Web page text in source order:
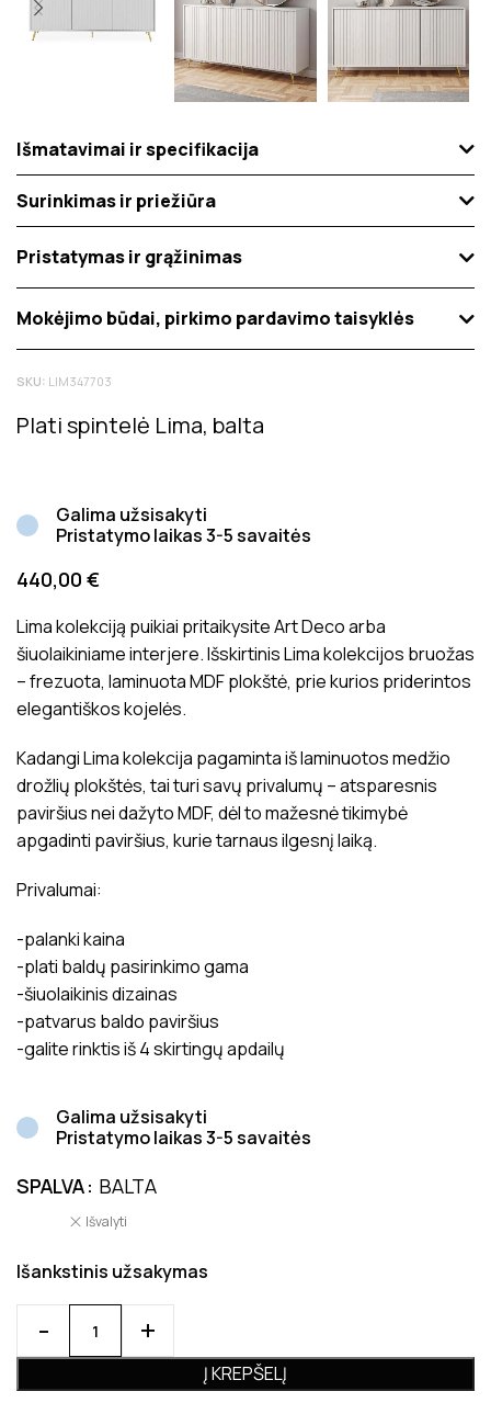
Išmatavimai ir specifikacija
Surinkimas ir priežiūra
Pristatymas ir grąžinimas
Mokėjimo būdai, pirkimo pardavimo taisyklės
SKU: LIM347703
Plati spintelė Lima, balta
Galima užsisakyti
Pristatymo laikas 3-5 savaitės
440,00 €
Lima kolekciją puikiai pritaikysite Art Deco arba
šiuolaikiniame interjere. Išskirtinis Lima kolekcijos bruožas
– frezuota, laminuota MDF plokštė, prie kurios priderintos
elegantiškos kojelės.
Kadangi Lima kolekcija pagaminta iš laminuotos medžio
drožlių plokštės, tai turi savų privalumų – atsparesnis
paviršius nei dažyto MDF, dėl to mažesnė tikimybė
apgadinti paviršius, kurie tarnaus ilgesnį laiką.
Privalumai:
-palanki kaina
-plati baldų pasirinkimo gama
-šiuolaikinis dizainas
-patvarus baldo paviršius
-galite rinktis iš 4 skirtingų apdailų
Galima užsisakyti
Pristatymo laikas 3-5 savaitės
SPALVA BALTA
Išvalyti
Išankstinis užsakymas
Į KREPŠELĮ